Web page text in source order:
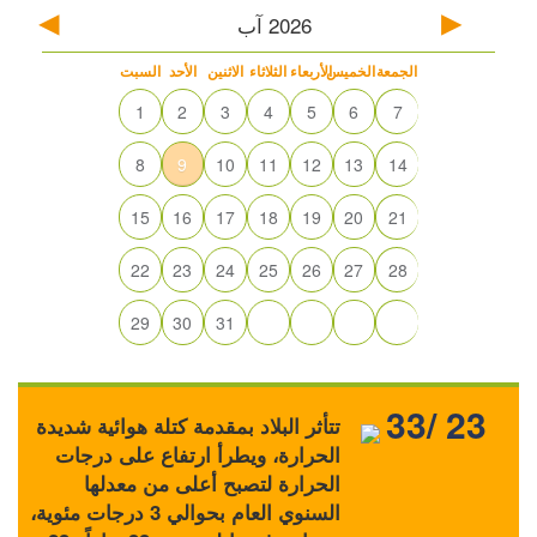
2026 آب
السبت الأحد الاثنين الثلاثاء الأربعاءالخميسالجمعة
1 2 3 4 5 6 7
8 9 10 11 12 13 14
15 16 17 18 19 20 21
22 23 24 25 26 27 28
29 30 31
تتأثر البلاد بمقدمة كتلة هوائية شديدة
الحرارة، ويطرأ ارتفاع على درجات
الحرارة لتصبح أعلى من معدلها
السنوي العام بحوالي 3 درجات مئوية،
33/ 23